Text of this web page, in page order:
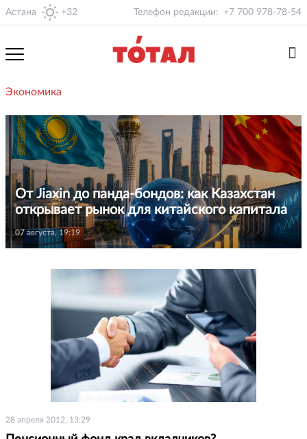
Астана +32 Телефон редакции: +7 700 978-78-54
Экономика
От Jiaxin до панда-бондов: как Казахстан
открывает рынок для китайского капитала
07 августа, 19:19
28 апреля 2012, 13:29